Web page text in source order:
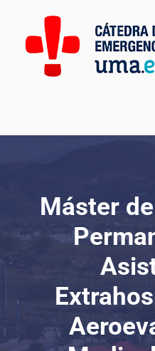
contenido
Máster